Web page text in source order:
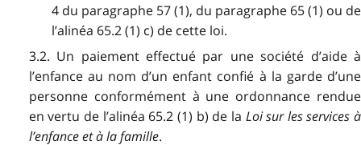
4 du paragraphe 57 (1), du paragraphe 65 (1) ou de
l’alinéa 65.2 (1) c) de cette loi.
3.2. Un paiement effectué par une société d’aide à
l’enfance au nom d’un enfant confié à la garde d’une
personne conformément à une ordonnance rendue
en vertu de l’alinéa 65.2 (1) b) de la Loi sur les services à
l’enfance et à la famille.